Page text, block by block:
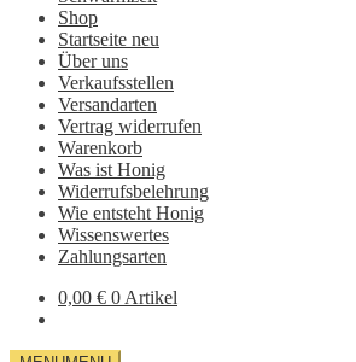
Shop
Startseite neu
Über uns
Verkaufsstellen
Versandarten
Vertrag widerrufen
Warenkorb
Was ist Honig
Widerrufsbelehrung
Wie entsteht Honig
Wissenswertes
Zahlungsarten
0,00 € 0 Artikel